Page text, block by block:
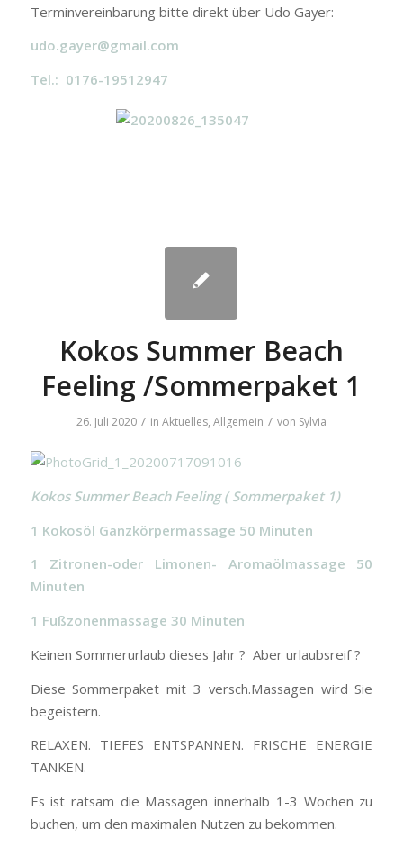
Terminvereinbarung bitte direkt über Udo Gayer:
udo.gayer@gmail.com
Tel.: 0176-19512947
Kokos Summer Beach
Feeling /Sommerpaket 1
26. Juli 2020 / in Aktuelles, Allgemein / von Sylvia
Kokos Summer Beach Feeling ( Sommerpaket 1)
1 Kokosöl Ganzkörpermassage 50 Minuten
1 Zitronen-oder Limonen- Aromaölmassage 50
Minuten
1 Fußzonenmassage 30 Minuten
Keinen Sommerurlaub dieses Jahr ? Aber urlaubsreif ?
Diese Sommerpaket mit 3 versch.Massagen wird Sie
begeistern.
RELAXEN. TIEFES ENTSPANNEN. FRISCHE ENERGIE
TANKEN.
Es ist ratsam die Massagen innerhalb 1-3 Wochen zu
buchen, um den maximalen Nutzen zu bekommen.